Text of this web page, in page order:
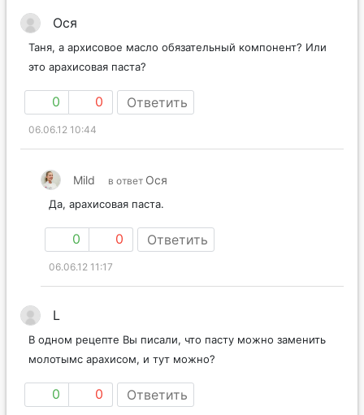
Ося
Таня, а архисовое масло обязательный компонент? Или
это арахисовая паста?
0 0 Ответить
06.06.12 10:44
Mild в ответ Ося
Да, арахисовая паста.
0 0 Ответить
06.06.12 11:17
L
В одном рецепте Вы писали, что пасту можно заменить
молотымс арахисом, и тут можно?
0 0 Ответить